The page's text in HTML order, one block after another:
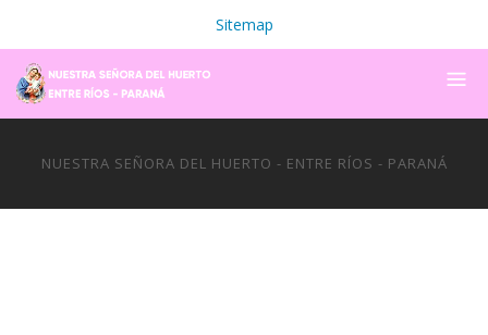
Sitemap
NUESTRA SEÑORA DEL HUERTO - ENTRE RÍOS - PARANÁ